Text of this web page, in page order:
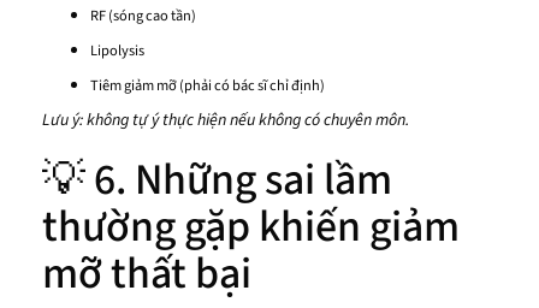
RF (sóng cao tần)
Lipolysis
Tiêm giảm mỡ (phải có bác sĩ chỉ định)
Lưu ý: không tự ý thực hiện nếu không có chuyên môn.
💡 6. Những sai lầm
thường gặp khiến giảm
mỡ thất bại